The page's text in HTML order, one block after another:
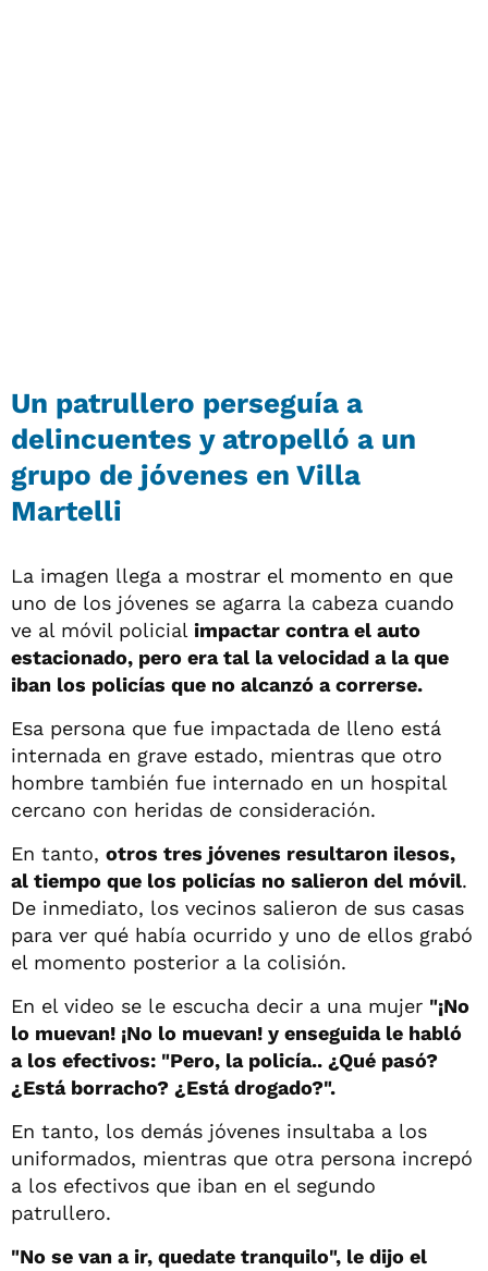
Un patrullero perseguía a
delincuentes y atropelló a un
grupo de jóvenes en Villa
Martelli
La imagen llega a mostrar el momento en que
uno de los jóvenes se agarra la cabeza cuando
ve al móvil policial impactar contra el auto
estacionado, pero era tal la velocidad a la que
iban los policías que no alcanzó a correrse.
Esa persona que fue impactada de lleno está
internada en grave estado, mientras que otro
hombre también fue internado en un hospital
cercano con heridas de consideración.
En tanto, otros tres jóvenes resultaron ilesos,
al tiempo que los policías no salieron del móvil.
De inmediato, los vecinos salieron de sus casas
para ver qué había ocurrido y uno de ellos grabó
el momento posterior a la colisión.
En el video se le escucha decir a una mujer "¡No
lo muevan! ¡No lo muevan! y enseguida le habló
a los efectivos: "Pero, la policía.. ¿Qué pasó?
¿Está borracho? ¿Está drogado?".
En tanto, los demás jóvenes insultaba a los
uniformados, mientras que otra persona increpó
a los efectivos que iban en el segundo
patrullero.
"No se van a ir, quedate tranquilo", le dijo el